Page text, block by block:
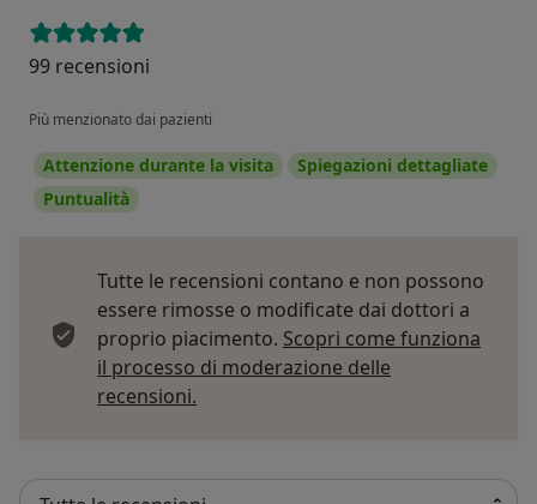
99 recensioni
Più menzionato dai pazienti
Attenzione durante la visita
Spiegazioni dettagliate
Puntualità
Tutte le recensioni contano e non possono
essere rimosse o modificate dai dottori a
proprio piacimento. Scopri come funziona
il processo di moderazione delle
recensioni.